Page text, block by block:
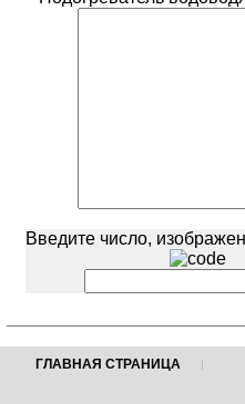
Введите число,
ГЛАВНАЯ СТРАНИЦА